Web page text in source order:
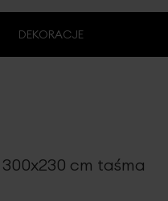
DEKORACJE
cm taśma